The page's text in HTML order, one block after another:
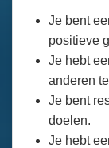
Je bent
positieve
Je hebt
anderen
Je bent
doelen.
Je hebt